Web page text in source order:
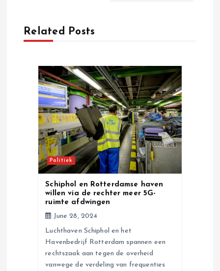
vRelated Posts
Politiek
Schiphol en Rotterdamse haven
willen via de rechter meer 5G-
ruimte afdwingen
June 28, 2024
Luchthaven Schiphol en het
Havenbedrijf Rotterdam spannen een
rechtszaak aan tegen de overheid
vanwege de verdeling van frequenties